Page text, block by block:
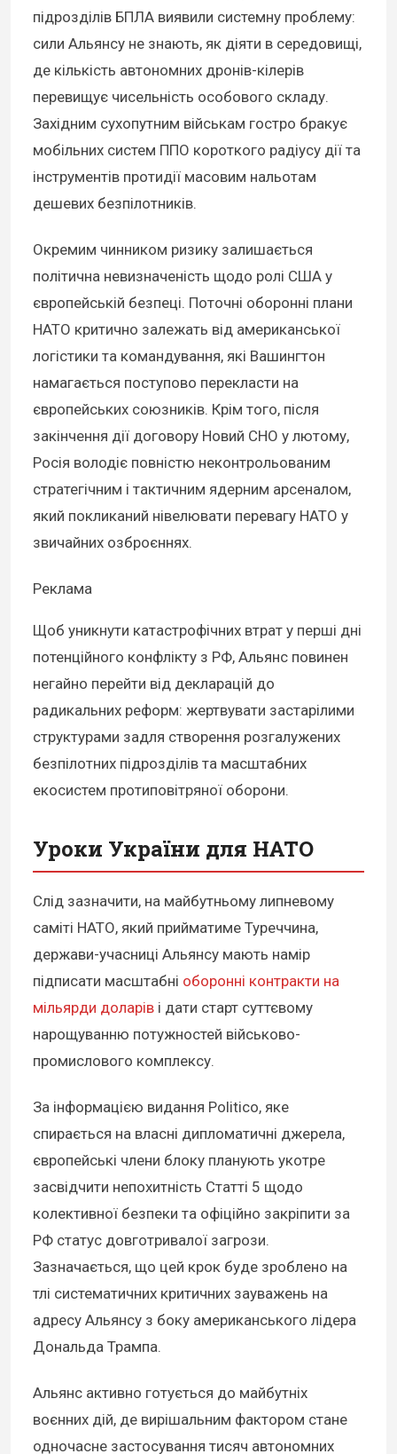
підрозділів БПЛА виявили системну проблему:
сили Альянсу не знають, як діяти в середовищі,
де кількість автономних дронів-кілерів
перевищує чисельність особового складу.
Західним сухопутним військам гостро бракує
мобільних систем ППО короткого радіусу дії та
інструментів протидії масовим нальотам
дешевих безпілотників.
Окремим чинником ризику залишається
політична невизначеність щодо ролі США у
європейській безпеці. Поточні оборонні плани
НАТО критично залежать від американської
логістики та командування, які Вашингтон
намагається поступово перекласти на
європейських союзників. Крім того, після
закінчення дії договору Новий СНО у лютому,
Росія володіє повністю неконтрольованим
стратегічним і тактичним ядерним арсеналом,
який покликаний нівелювати перевагу НАТО у
звичайних озброєннях.
Реклама
Щоб уникнути катастрофічних втрат у перші дні
потенційного конфлікту з РФ, Альянс повинен
негайно перейти від декларацій до
радикальних реформ: жертвувати застарілими
структурами задля створення розгалужених
безпілотних підрозділів та масштабних
екосистем протиповітряної оборони.
Уроки України для НАТО
Слід зазначити, на майбутньому липневому
саміті НАТО, який прийматиме Туреччина,
держави-учасниці Альянсу мають намір
підписати масштабні оборонні контракти на
мільярди доларів і дати старт суттєвому
нарощуванню потужностей військово-
промислового комплексу.
За інформацією видання Politico, яке
спирається на власні дипломатичні джерела,
європейські члени блоку планують укотре
засвідчити непохитність Статті 5 щодо
колективної безпеки та офіційно закріпити за
РФ статус довготривалої загрози.
Зазначається, що цей крок буде зроблено на
тлі систематичних критичних зауважень на
адресу Альянсу з боку американського лідера
Дональда Трампа.
Альянс активно готується до майбутніх
воєнних дій, де вирішальним фактором стане
одночасне застосування тисяч автономних